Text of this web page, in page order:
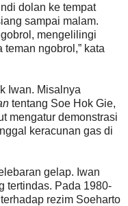
dolan ke tempat
sampai malam.
mengelilingi
ngobrol,” kata
Iwan. Misalnya
tentang Soe Hok Gie,
mengatur demonstrasi
keracunan gas di
gelap. Iwan
tertindas. Pada 1980-
rezim Soeharto